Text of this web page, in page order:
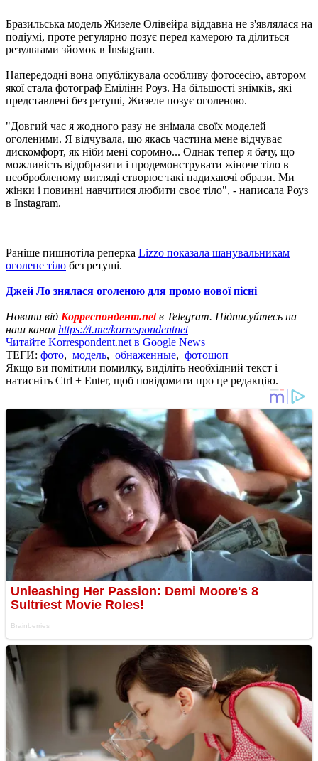
Бразильська модель Жизеле Олівейра віддавна не з'являлася на
подіумі, проте регулярно позує перед камерою та ділиться
результами зйомок в Instagram.
Напередодні вона опублікувала особливу фотосесію, автором
якої стала фотограф Емілінн Роуз. На більшості знімків, які
представлені без ретуші, Жизеле позує оголеною.
"Довгий час я жодного разу не знімала своїх моделей
оголеними. Я відчувала, що якась частина мене відчуває
дискомфорт, як ніби мені соромно... Однак тепер я бачу, що
можливість відобразити і продемонструвати жіноче тіло в
необробленому вигляді створює такі надихаючі образи. Ми
жінки і повинні навчитися любити своє тіло", - написала Роуз
в Instagram.
Раніше пишнотіла реперка Lizzo показала шанувальникам
оголене тіло без ретуші.
Джей Ло знялася оголеною для промо нової пісні
Новини від Корреспондент.netв Telegram. Підписуйтесь на
наш канал https://t.me/korrespondentnet
Читайте Korrespondent.net в Google News
ТЕГИ: фото, модель, обнаженные, фотошоп
Якщо ви помітили помилку, виділіть необхідний текст і
натисніть Ctrl + Enter, щоб повідомити про це редакцію.